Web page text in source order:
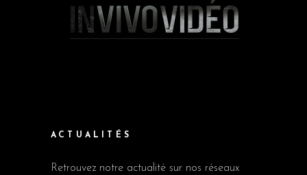
ACTUALITÉS
Retrouvez notre actualité sur nos réseaux